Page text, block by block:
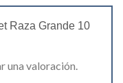
Raza Grande 10
una valoración.